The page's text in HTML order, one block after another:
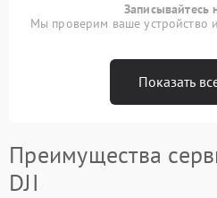
Записывайтесь
Мы проверим ваше устройство
Показать
Преимущества
DJI